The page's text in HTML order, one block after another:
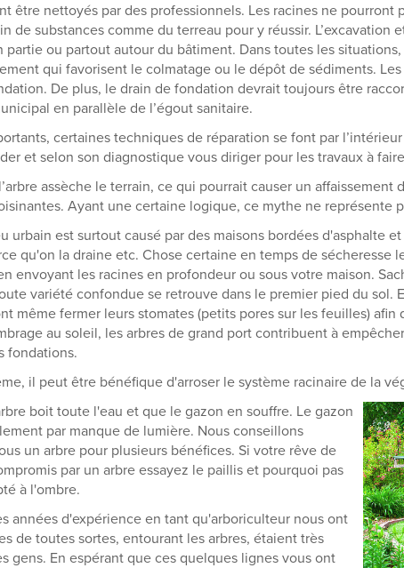
être nettoyés par des professionnels. Les racines ne pourront
de substances comme du terreau pour y réussir. L’excavation
ou partout autour du bâtiment. Dans toutes les
qui favorisent le colmatage ou le dépôt de sédiments.
De plus, le drain de fondation devrait toujours être
en parallèle de l’égout sanitaire.
certaines techniques de réparation se font par
et selon son diagnostique vous diriger pour les travaux à
assèche le terrain, ce qui pourrait causer un affaissement
Ayant une certaine logique, ce mythe ne représente
urbain est surtout causé par des maisons bordées d'asphalte
qu'on la draine etc. Chose certaine en temps de sécheresse
envoyant les racines en profondeur ou sous votre maison.
variété confondue se retrouve dans le premier pied du sol.
même fermer leurs stomates (petits pores sur les feuilles) afin
au soleil, les arbres de grand port contribuent à
fondations.
il peut être bénéfique d'arroser le système racinaire de la
boit toute l'eau et que le gazon en souffre. Le gazon
par manque de lumière. Nous conseillons
un arbre pour plusieurs bénéfices. Si votre rêve de
par un arbre essayez le paillis et pourquoi pas
à l'ombre.
années d'expérience en tant qu'arboriculteur nous ont
de toutes sortes, entourant les arbres, étaient très
gens. En espérant que ces quelques lignes vous ont